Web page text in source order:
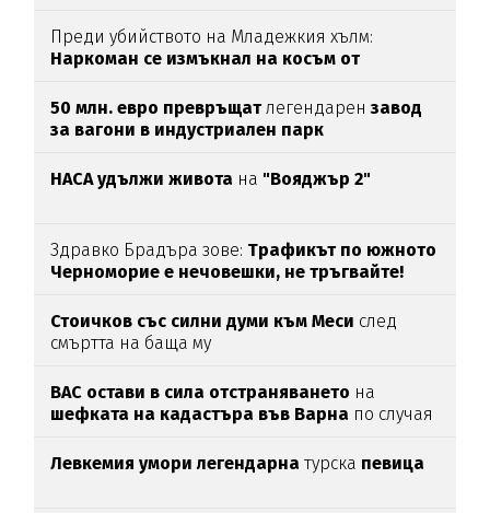
Преди убийството на Младежкия хълм:
Наркоман се измъкнал на косъм от
50 млн. евро превръщатлегендарензавод
за вагони в индустриален парк
НАСА удължи живота на "Вояджър 2"
Здравко Брадъра зове: Трафикът по южното
Черноморие е нечовешки, не тръгвайте!
Стоичков със силни думи към Меси след
смъртта на баща му
ВАС остави в сила отстраняването на
шефката на кадастъра във Варна по случая
Левкемия умори легендарна турска певица